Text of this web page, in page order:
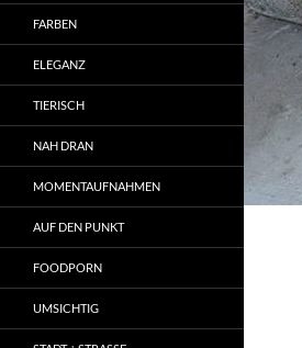
FARBEN
ELEGANZ
TIERISCH
NAH DRAN
MOMENTAUFNAHMEN
AUF DEN PUNKT
FOODPORN
UMSICHTIG